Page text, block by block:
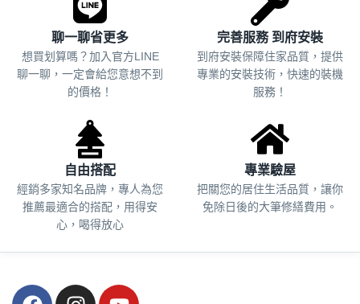
聊一聊省更多
想買划算嗎？加入官方LINE
聊一聊，一定會給您意想不到
的價格！
完善服務 到府安裝
到府安裝保障住家品質，提供
專業的安裝技術，快速的裝機
服務！
自由搭配
經銷多家知名品牌，專人為您
推薦最適合的搭配，用得安
心，喝得放心
專業驗屋
把關您的居住生活品質， 讓你
免除日後的大筆修繕費用。